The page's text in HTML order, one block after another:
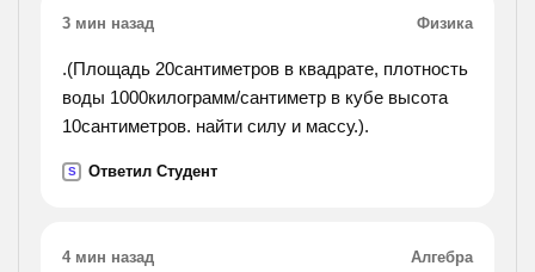
синий.
3 мин назад Физика
.(Площадь 20сантиметров в квадрате, плотность
воды 1000килограмм/сантиметр в кубе высота
10сантиметров. найти силу и массу.).
S Ответил Студент
4 мин назад Алгебра